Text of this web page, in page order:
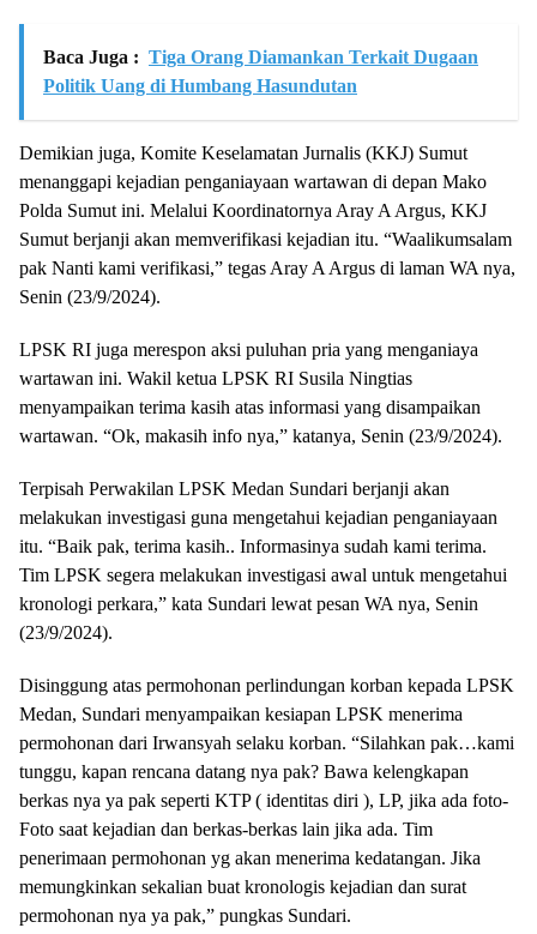
Baca Juga : Tiga Orang Diamankan Terkait Dugaan
Politik Uang di Humbang Hasundutan
Demikian juga, Komite Keselamatan Jurnalis (KKJ) Sumut
menanggapi kejadian penganiayaan wartawan di depan Mako
Polda Sumut ini. Melalui Koordinatornya Aray A Argus, KKJ
Sumut berjanji akan memverifikasi kejadian itu. “Waalikumsalam
pak Nanti kami verifikasi,” tegas Aray A Argus di laman WA nya,
Senin (23/9/2024).
LPSK RI juga merespon aksi puluhan pria yang menganiaya
wartawan ini. Wakil ketua LPSK RI Susila Ningtias
menyampaikan terima kasih atas informasi yang disampaikan
wartawan. “Ok, makasih info nya,” katanya, Senin (23/9/2024).
Terpisah Perwakilan LPSK Medan Sundari berjanji akan
melakukan investigasi guna mengetahui kejadian penganiayaan
itu. “Baik pak, terima kasih.. Informasinya sudah kami terima.
Tim LPSK segera melakukan investigasi awal untuk mengetahui
kronologi perkara,” kata Sundari lewat pesan WA nya, Senin
(23/9/2024).
Disinggung atas permohonan perlindungan korban kepada LPSK
Medan, Sundari menyampaikan kesiapan LPSK menerima
permohonan dari Irwansyah selaku korban. “Silahkan pak…kami
tunggu, kapan rencana datang nya pak? Bawa kelengkapan
berkas nya ya pak seperti KTP ( identitas diri ), LP, jika ada foto-
Foto saat kejadian dan berkas-berkas lain jika ada. Tim
penerimaan permohonan yg akan menerima kedatangan. Jika
memungkinkan sekalian buat kronologis kejadian dan surat
permohonan nya ya pak,” pungkas Sundari.